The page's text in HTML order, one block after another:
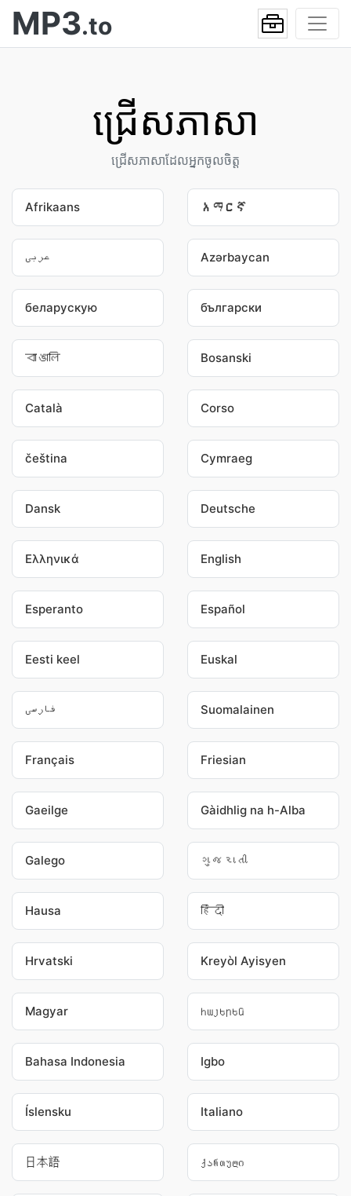
MP3.to
ជ្រើស​ភាសា
ជ្រើស​ភាសា​ដែល​អ្នក​ចូលចិត្ត
Afrikaans አማርኛ
عربى Azərbaycan
беларускую български
বাঙালি Bosanski
Català Corso
čeština Cymraeg
Dansk Deutsche
Ελληνικά English
Esperanto Español
Eesti keel Euskal
فارسی Suomalainen
Français Friesian
Gaeilge Gàidhlig na h-Alba
Galego ગુજરાતી
Hausa हिंदी
Hrvatski Kreyòl Ayisyen
Magyar հայերեն
Bahasa Indonesia Igbo
Íslensku Italiano
日本語 ქართული